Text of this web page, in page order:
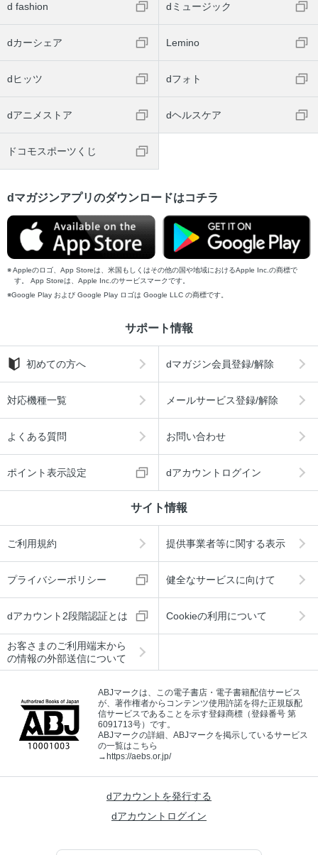
d fashion dミュージック
dカーシェア Lemino
dヒッツ dフォト
dアニメストア dヘルスケア
ドコモスポーツくじ
dマガジンアプリのダウンロードはコチラ
Appleのロゴ、App Storeは、米国もしくはその他の国や地域におけるApple Inc.の商標で
す。 App Storeは、Apple Inc.のサービスマークです。
Google Play および Google Play ロゴは Google LLC の商標です。
サポート情報
初めての方へ dマガジン会員登録/解除
対応機種一覧 メールサービス登録/解除
よくある質問 お問い合わせ
ポイント表示設定 dアカウントログイン
サイト情報
ご利用規約 提供事業者等に関する表示
プライバシーポリシー 健全なサービスに向けて
dアカウント2段階認証とは Cookieの利用について
お客さまのご利用端末から
の情報の外部送信について
ABJマークは、この電子書店・電子書籍配信サービス
が、著作権者からコンテンツ使用許諾を得た正規版配
信サービスであることを示す登録商標（登録番号 第
6091713号）です。
ABJマークの詳細、ABJマークを掲示しているサービス
の一覧はこちら
→https://aebs.or.jp/
dアカウントを発行する
dアカウントログイン